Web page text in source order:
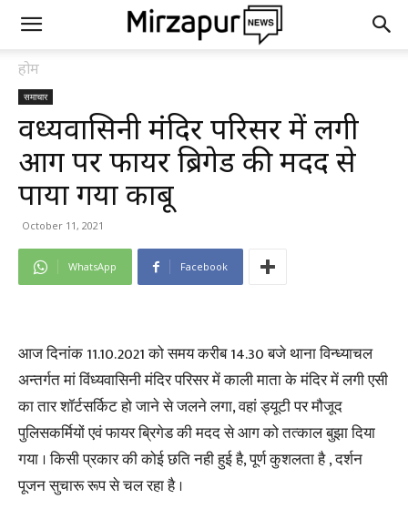
होम
समाचार
विंध्यवासिनी मंदिर परिसर में लगी
आग पर फायर ब्रिगेड की मदद से
पाया गया काबू
October 11, 2021
WhatsApp Facebook
आज दिनांक 11.10.2021 को समय करीब 14.30 बजे थाना विन्ध्याचल
अन्तर्गत मां विंध्यवासिनी मंदिर परिसर में काली माता के मंदिर में लगी एसी
का तार शॉर्टसर्किट हो जाने से जलने लगा, वहां ड्यूटी पर मौजूद
पुलिसकर्मियों एवं फायर ब्रिगेड की मदद से आग को तत्काल बुझा दिया
गया । किसी प्रकार की कोई छति नही हुई है, पूर्ण कुशलता है , दर्शन
पूजन सुचारू रूप से चल रहा है ।